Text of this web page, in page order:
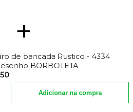
+
de bancada Rustico - 4334
BORBOLETA
Adicionar na compra